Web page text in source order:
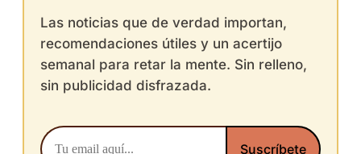
Las noticias que de verdad importan,
recomendaciones útiles y un acertijo
semanal para retar la mente. Sin relleno,
sin publicidad disfrazada.